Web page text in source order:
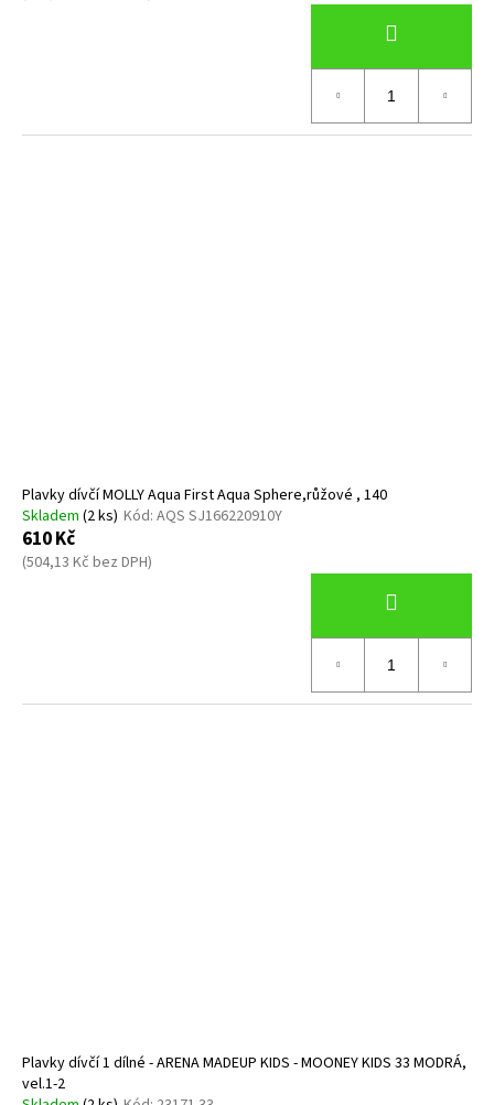
Plavky dívčí MOLLY Aqua First Aqua Sphere,růžové , 140
Skladem (2 ks) Kód: AQS SJ166220910Y
610 Kč
(504,13 Kč bez DPH)
Plavky dívčí 1 dílné - ARENA MADEUP KIDS - MOONEY KIDS 33 MODRÁ,
vel.1-2